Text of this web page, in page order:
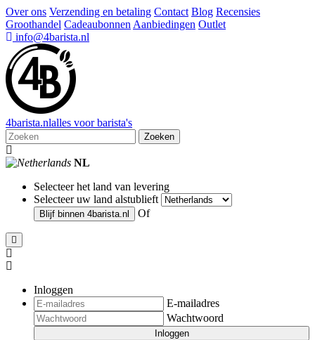
Over ons Verzending en betaling Contact Blog Recensies
Groothandel Cadeaubonnen Aanbiedingen Outlet
info@4barista.nl
4barista.nlalles voor barista's
Zoeken
NL
Selecteer het land van levering
Selecteer uw land alstublieft
Blijf binnen 4barista.nl Of
Inloggen
E-mailadres
Wachtwoord
Inloggen